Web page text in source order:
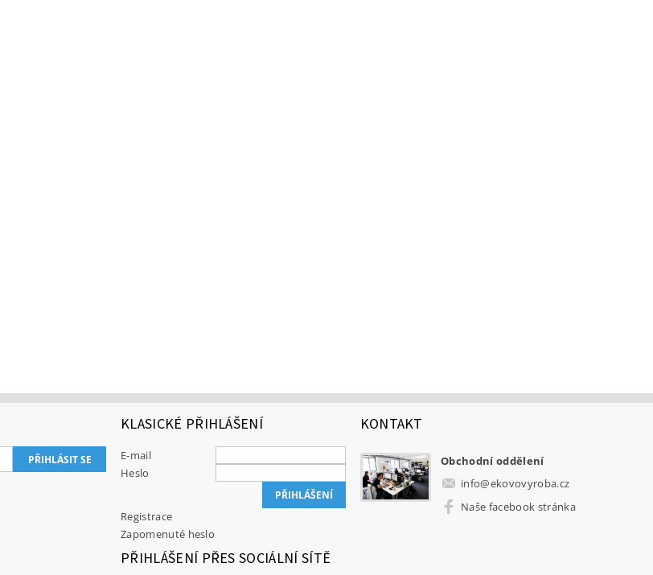
KLASICKÉ PŘIHLÁŠENÍ
E-mail
Heslo
Registrace
Zapomenuté heslo
PŘIHLÁŠENÍ PŘES SOCIÁLNÍ SÍTĚ
KONTAKT
Obchodní oddělení
info@ekovovyroba.cz
Naše facebook stránka